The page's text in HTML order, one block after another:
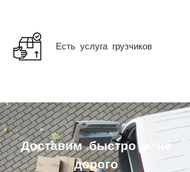
Есть услуга грузчиков
Доставим быстро и не
дорого